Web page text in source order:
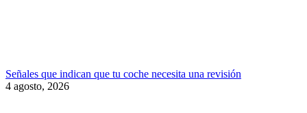
Señales que indican que tu coche necesita una revisión
4 agosto, 2026